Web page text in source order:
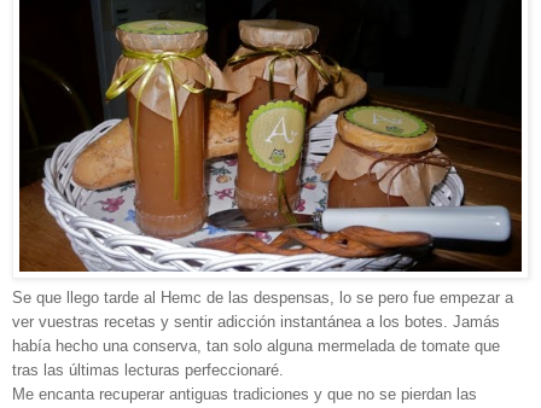
Se que llego tarde al Hemc de las despensas, lo se pero fue empezar a
ver vuestras recetas y sentir adicción instantánea a los botes. Jamás
había hecho una conserva, tan solo alguna mermelada de tomate que
tras las últimas lecturas perfeccionaré.
Me encanta recuperar antiguas tradiciones y que no se pierdan las